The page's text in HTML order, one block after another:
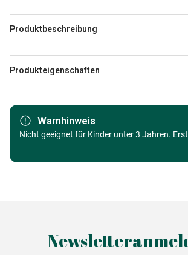
Produktbeschreibung
Nolwenn Studio
Produkteigenschaften
Marke Pieces &
Kategorie Puzzle
Alter ab 6 Jahre
Warnhinweis
Nicht geeignet für Kinder unter 3 Jahren.